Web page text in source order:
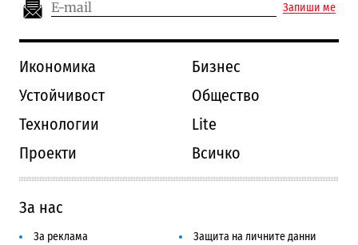
Запиши ме
Икономика
Бизнес
Устойчивост
Общество
Технологии
Lite
Проекти
Всичко
За нас
За реклама
Защита на личните данни